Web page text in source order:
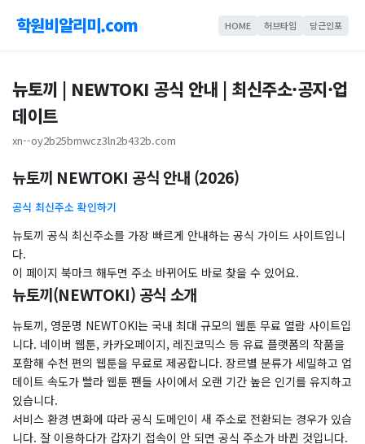
학원비알리미.com HOME 허브타임 당근인포
뉴토끼 | NEWTOKI 공식 안내 | 최신주소·공지·업
데이트
xn--oy2b25bmwcz3ln2b432b.com
뉴토끼 NEWTOKI 공식 안내 (2026)
공식 최신주소 확인하기
뉴토끼 공식 최신주소를 가장 빠르게 안내하는 공식 가이드 사이트입니
다.
이 페이지 북마크 해두면 주소 바뀌어도 바로 찾을 수 있어요.
뉴토끼(NEWTOKI) 공식 소개
뉴토끼, 영문명 NEWTOKI는 국내 최대 규모의 웹툰 무료 열람 사이트입
니다. 네이버 웹툰, 카카오페이지, 레진코믹스 등 유료 플랫폼의 작품을
포함해 수천 편의 웹툰을 무료로 제공합니다. 장르별 분류가 세밀하고 업
데이트 속도가 빨라 웹툰 팬들 사이에서 오랜 기간 높은 인기를 유지하고
있습니다.
서비스 환경 변화에 따라 공식 도메인이 새 주소로 전환되는 경우가 있습
니다. 잘 이용하다가 갑자기 접속이 안 되면 공식 주소가 바뀐 것입니다.